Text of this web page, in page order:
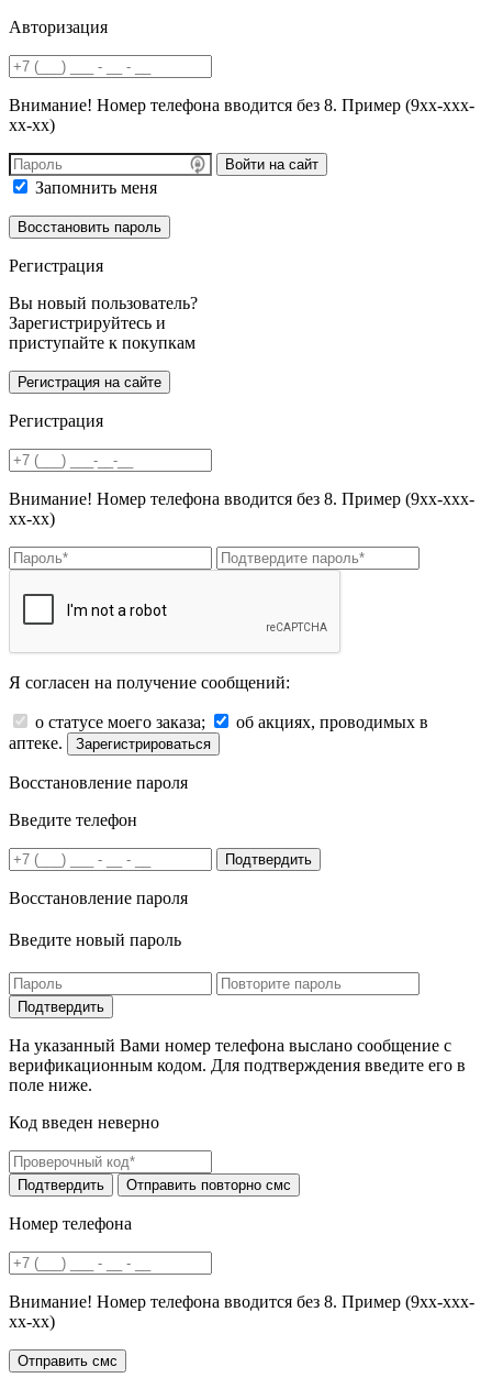
Авторизация
Внимание! Номер телефона вводится без 8. Пример (9хх-ххх-
хх-хх)
Войти на сайт
Запомнить меня
Регистрация
Вы новый пользователь?
Зарегистрируйтесь и
приступайте к покупкам
Регистрация
Внимание! Номер телефона вводится без 8. Пример (9хх-ххх-
хх-хх)
Я согласен на получение сообщений:
о статусе моего заказа;
об акциях, проводимых в
аптеке.
Зарегистрироваться
Восстановление пароля
Введите телефон
Подтвердить
Восстановление пароля
Введите новый пароль
На указанный Вами номер телефона выслано сообщение с
верификационным кодом. Для подтверждения введите его в
поле ниже.
Код введен неверно
Номер телефона
Внимание! Номер телефона вводится без 8. Пример (9хх-ххх-
хх-хх)